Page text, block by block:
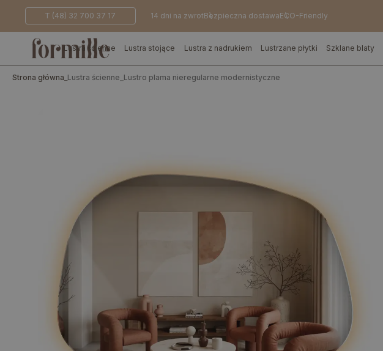
T (48) 32 700 37 17 14 dni na zwrotBezpieczna dostawaECO-Friendly
Lustra ścienne Lustra stojące Lustra z nadrukiem Lustrzane płytki Szklane blaty
Strona główna Lustra ścienne Lustro plama nieregularne modernistyczne